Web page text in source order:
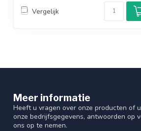
Vergelijk
Meer informatie
Heeft u vragen over onze producten of
onze bedrijfsgegevens, antwoorden op
ons op te nemen.